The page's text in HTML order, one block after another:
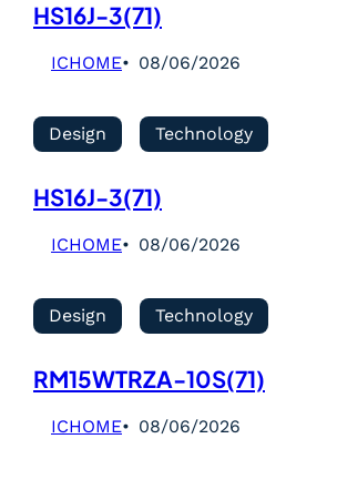
HS16J-3(71)
ICHOME 08/06/2026
Design Technology
HS16J-3(71)
ICHOME 08/06/2026
Design Technology
RM15WTRZA-10S(71)
ICHOME 08/06/2026